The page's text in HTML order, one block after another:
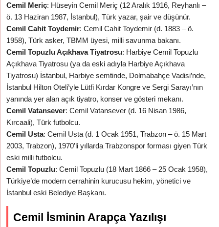
Cemil Meriç: Hüseyin Cemil Meriç (12 Aralık 1916, Reyhanlı –
ö. 13 Haziran 1987, İstanbul), Türk yazar, şair ve düşünür.
Cemil Cahit Toydemir: Cemil Cahit Toydemir (d. 1883 – ö.
1958), Türk asker, TBMM üyesi, milli savunma bakanı.
Cemil Topuzlu Açıkhava Tiyatrosu: Harbiye Cemil Topuzlu
Açıkhava Tiyatrosu (ya da eski adıyla Harbiye Açıkhava
Tiyatrosu) İstanbul, Harbiye semtinde, Dolmabahçe Vadisi’nde,
İstanbul Hilton Oteli’yle Lütfi Kırdar Kongre ve Sergi Sarayı’nın
yanında yer alan açık tiyatro, konser ve gösteri mekanı.
Cemil Vatansever: Cemil Vatansever (d. 16 Nisan 1986,
Kırcaali), Türk futbolcu.
Cemil Usta: Cemil Usta (d. 1 Ocak 1951, Trabzon – ö. 15 Mart
2003, Trabzon), 1970’li yıllarda Trabzonspor forması giyen Türk
eski milli futbolcu.
Cemil Topuzlu: Cemil Topuzlu (18 Mart 1866 – 25 Ocak 1958),
Türkiye’de modern cerrahinin kurucusu hekim, yönetici ve
İstanbul eski Belediye Başkanı.
Cemil İsminin Arapça Yazılışı